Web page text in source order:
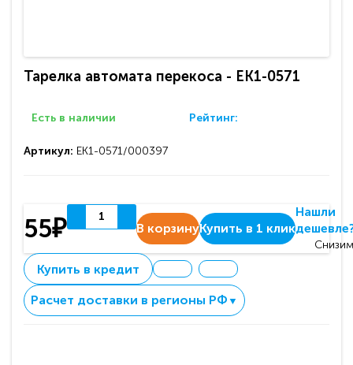
Тарелка автомата перекоса - EK1-0571
Есть в наличии Рейтинг:
Артикул: EK1-0571/000397
55₽ В корзинуКупить в 1 клик
Нашли
Купить в кредит
Расчет доставки в регионы РФ ▼